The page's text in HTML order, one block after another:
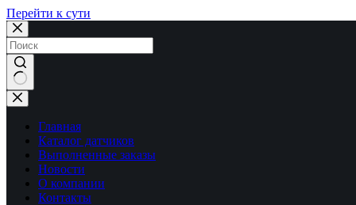
Перейти к сути
Ничего
не
найденоГлавная
Каталог датчиков
Выполненные заказы
Новости
О компании
Контакты